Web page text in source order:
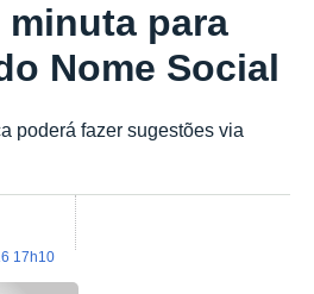
para
Nome Social
poderá fazer sugestões via
17h10